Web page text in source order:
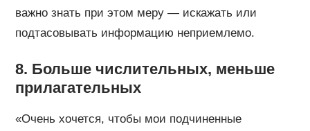
важно знать при этом меру — искажать или
подтасовывать информацию неприемлемо.
8. Больше числительных, меньше
прилагательных
«Очень хочется, чтобы мои подчиненные